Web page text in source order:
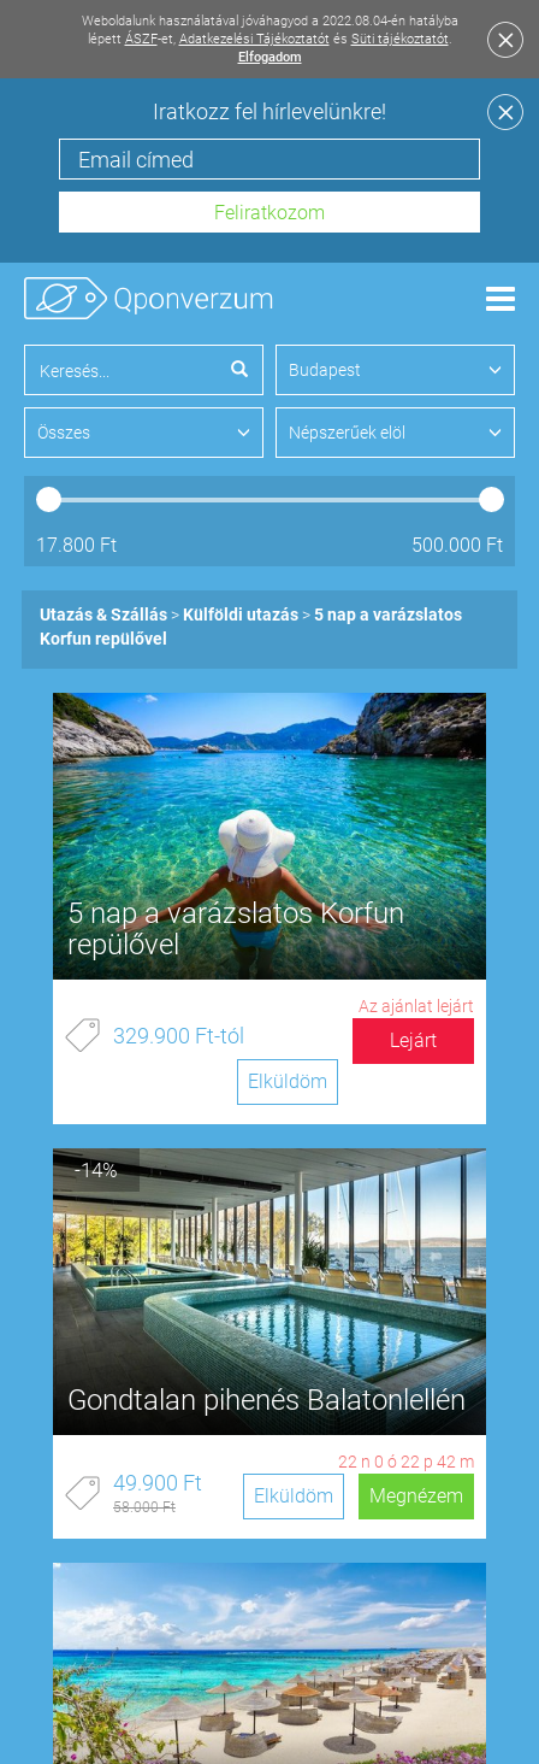
Weboldalunk használatával jóváhagyod a 2022.08.04-én hatályba
lépett ÁSZF-et, Adatkezelési Tájékoztatót és Süti tájékoztatót.
Elfogadom
Iratkozz fel hírlevelünkre!
Budapest
Összes Népszerűek elöl
17.800 Ft 500.000 Ft
Utazás & Szállás Külföldi utazás
5 nap a varázslatos
Korfun repülővel
5 nap a varázslatos Korfun
repülővel
Az ajánlat lejárt
329.900 Ft-tól
Lejárt
Elküldöm
-14%
Gondtalan pihenés Balatonlellén
22 n 0 ó 22 p 41 m
49.900 Ft
58.000 Ft Megnézem
Elküldöm